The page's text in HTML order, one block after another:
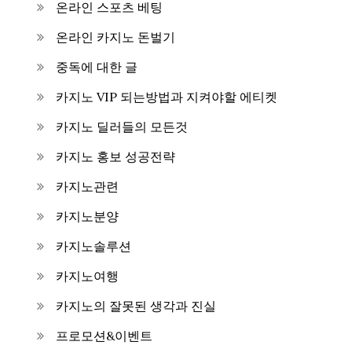
온라인 스포츠 베팅
온라인 카지노 돈벌기
중독에 대한 글
카지노 VIP 되는방법과 지켜야할 에티켓
카지노 딜러들의 모든것
카지노 홍보 성공전략
카지노관련
카지노분양
카지노솔루션
카지노여행
카지노의 잘못된 생각과 진실
프로모션&이벤트